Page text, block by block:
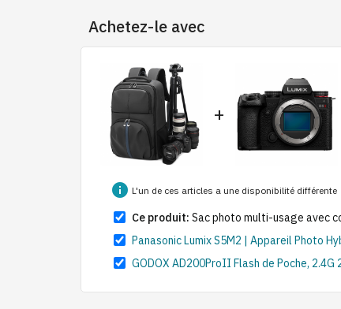
Achetez-le avec
+
info L'un de ces articles a une disponibilité différente
Ce produit: Sac photo multi-usage avec
Panasonic Lumix S5M2 | Appareil Photo
GODOX AD200ProII Flash de Poche,